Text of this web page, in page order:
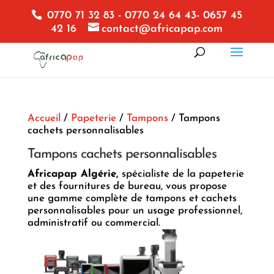
0770 71 32 83 - 0770 24 64 43- 0657 45
42 16
contact@africapap.com
Accueil / Papeterie/ Tampons/ Tampons
cachets personnalisables
Tampons cachets personnalisables
Africapap Algérie, spécialiste de la papeterie
et des fournitures de bureau, vous propose
une gamme complète de tampons et cachets
personnalisables pour un usage professionnel,
administratif ou commercial.